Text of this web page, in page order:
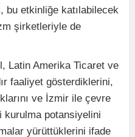
bu etkinliğe katılabilecek
şirketleriyle de
Latin Amerika Ticaret ve
faaliyet gösterdiklerini,
ve İzmir ile çevre
potansiyelini
yürüttüklerini ifade